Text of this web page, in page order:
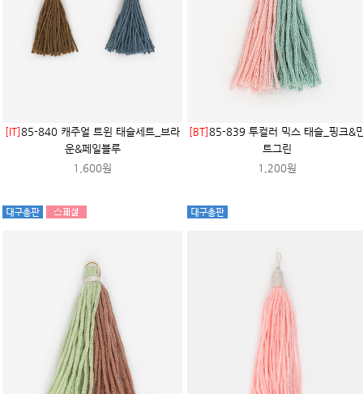
[IT]85-840 캐주얼 트윈 태슬세트_브라
운&페일블루
1,600원
[BT]85-839 투컬러 믹스 태슬_핑크&
트그린
1,200원